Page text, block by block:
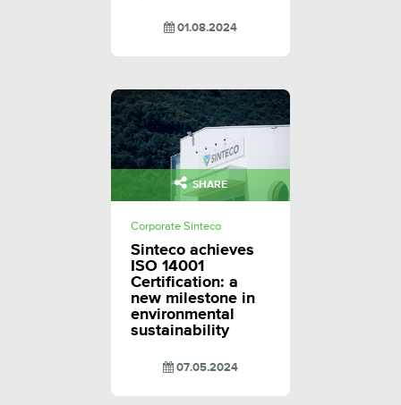
01.08.2024
SHARE
Corporate Sinteco
Sinteco achieves
ISO 14001
Certification: a
new milestone in
environmental
sustainability
07.05.2024